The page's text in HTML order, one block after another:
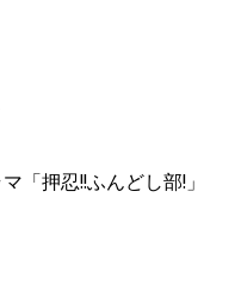
「押忍!!ふんどし部!」